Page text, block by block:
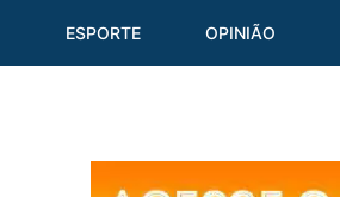
ESPORTE OPINIÃO